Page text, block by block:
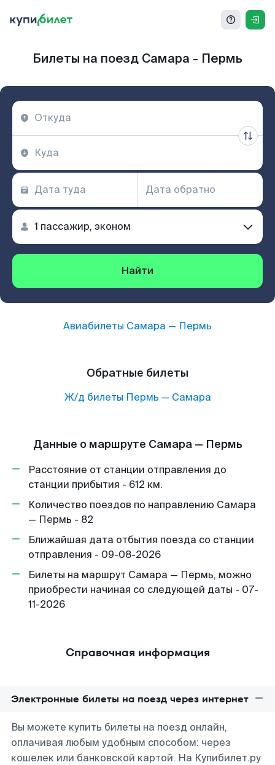
Билеты на поезд Самара - Пермь
Найти
Авиабилеты Самара — Пермь
Обратные билеты
Ж/д билеты Пермь — Самара
Данные о маршруте Самара — Пермь
Расстояние от станции отправления до
станции прибытия - 612 км.
Количество поездов по направлению Самара
— Пермь - 82
Ближайшая дата отбытия поезда со станции
отправления - 09-08-2026
Билеты на маршрут Самара — Пермь, можно
приобрести начиная со следующей даты - 07-
11-2026
Справочная информация
Электронные билеты на поезд через интернет
Вы можете купить билеты на поезд онлайн,
оплачивая любым удобным способом: через
кошелек или банковской картой. На Купибилет.ру